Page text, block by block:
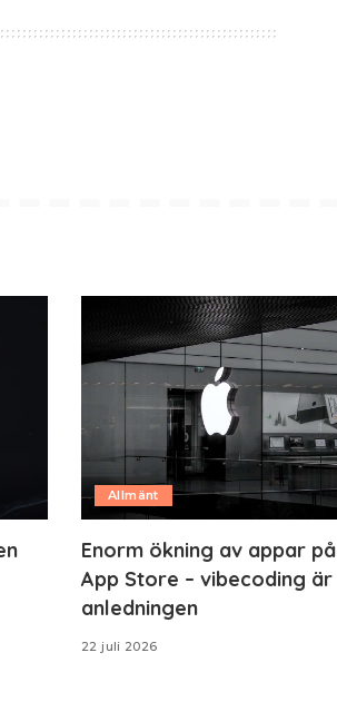
Allmänt
Enorm ökning av appar på
App Store – vibecoding är
anledningen
22 juli 2026